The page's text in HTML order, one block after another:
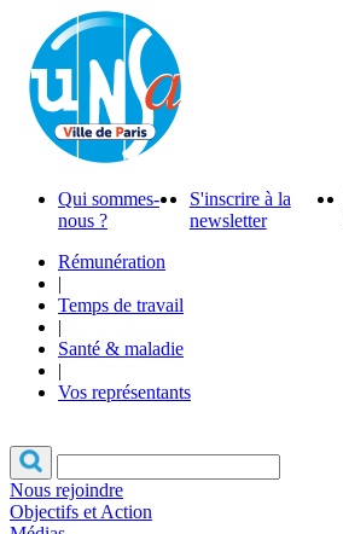
Qui sommes-
nous ?
S'inscrire à la
newsletter
Rémunération
|
Temps de travail
|
Santé & maladie
|
Vos représentants
Nous rejoindre
Objectifs et Action